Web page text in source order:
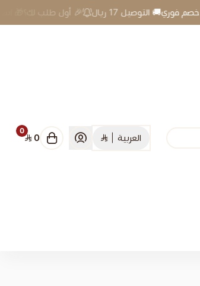
🎉 أول طلب لك؟🎁 استخدم كود A5 وخذ خصم فوري🚚 التوصيل 17 ريال
العربية
0
0